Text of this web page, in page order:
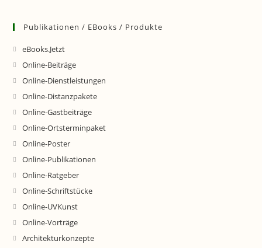
Publikationen / EBooks / Produkte
eBooks.Jetzt
Online-Beiträge
Online-Dienstleistungen
Online-Distanzpakete
Online-Gastbeiträge
Online-Ortsterminpaket
Online-Poster
Online-Publikationen
Online-Ratgeber
Online-Schriftstücke
Online-UVKunst
Online-Vorträge
Architekturkonzepte